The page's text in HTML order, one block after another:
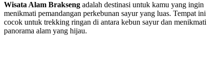
Wisata Alam Brakseng adalah destinasi untuk kamu yang ingin
menikmati pemandangan perkebunan sayur yang luas. Tempat ini
cocok untuk trekking ringan di antara kebun sayur dan menikmati
panorama alam yang hijau.